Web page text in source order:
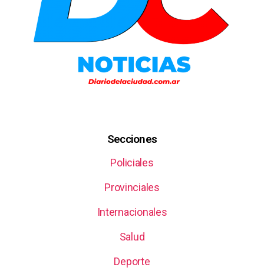
Secciones
Policiales
Provinciales
Internacionales
Salud
Deporte